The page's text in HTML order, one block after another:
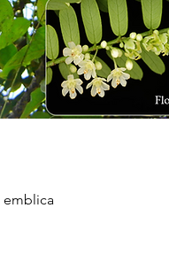
emblica